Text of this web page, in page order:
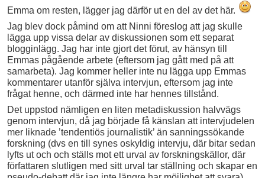
Emma om resten, lägger jag därför ut en del av det här.
Jag blev dock påmind om att Ninni föreslog att jag skulle
lägga upp vissa delar av diskussionen som ett separat
blogginlägg. Jag har inte gjort det förut, av hänsyn till
Emmas pågående arbete (eftersom jag gått med på att
samarbeta). Jag kommer heller inte nu lägga upp Emmas
kommentarer utanför själva intervjun, eftersom jag inte
frågat henne, och därmed inte har hennes tillstånd.
Det uppstod nämligen en liten metadiskussion halvvägs
genom intervjun, då jag började få känslan att intervjudelen
mer liknade ’tendentiös journalistik’ än sanningssökande
forskning (dvs en till synes oskyldig intervju, där bitar sedan
lyfts ut och och ställs mot ett urval av forskningskällor, där
författaren slutligen med sitt urval tar ställning och skapar en